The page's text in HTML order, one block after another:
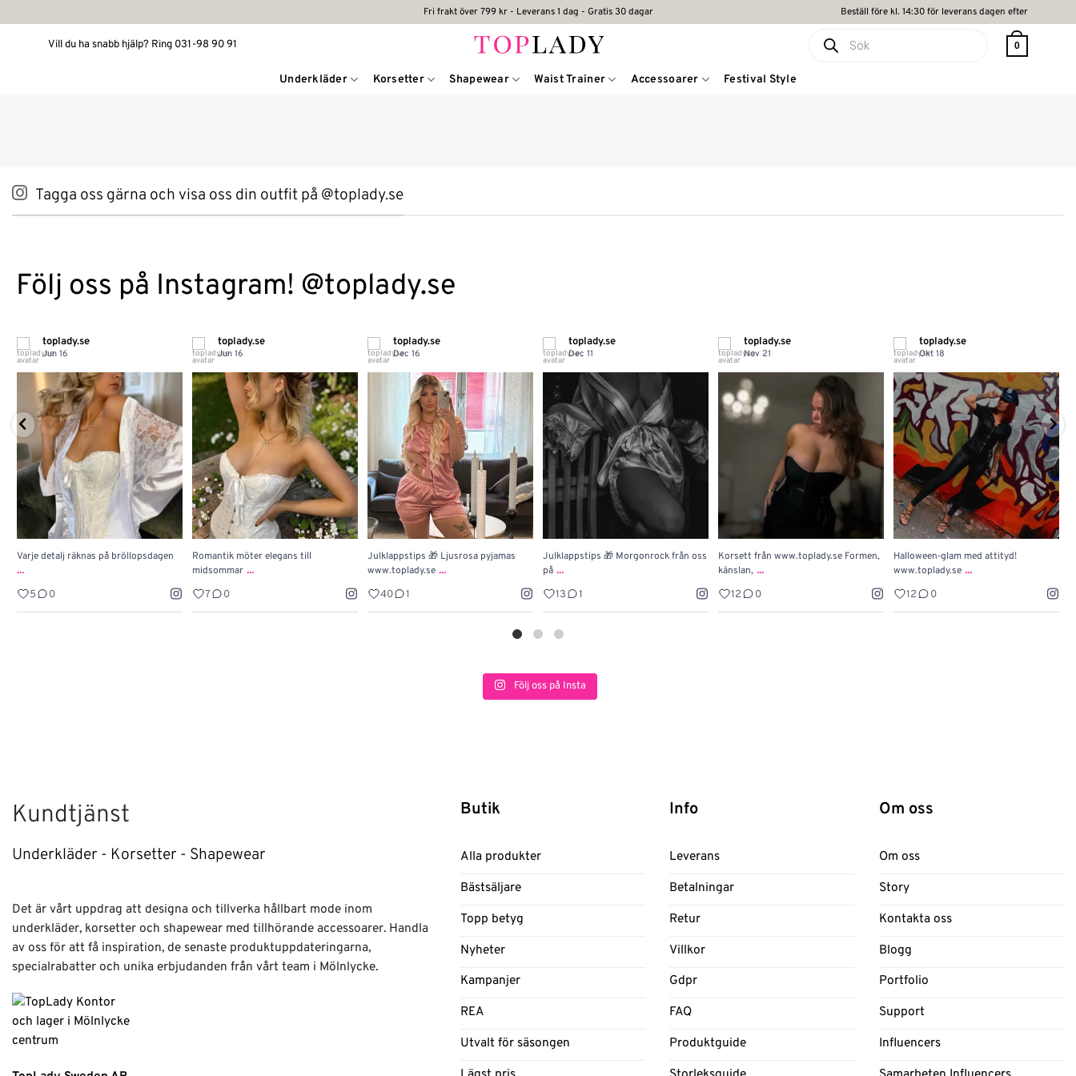
to
Fri frakt över 799 kr - Leverans 1 dag - Gratis 30 dagar Beställ före kl. 14:30 för leverans dagen efter
Vill du ha snabb hjälp? Ring 031-98 90 91 0
Underkläder Korsetter Shapewear Waist Trainer Accessoarer Festival Style
Tagga oss gärna och visa oss din outfit på @toplady.se
Följ oss på Instagram! @toplady.se
toplady.se
Jun 16
Varje detalj räknas på bröllopsdagen
...
5 0
toplady.se
Jun 16
Romantik möter elegans till
midsommar ...
7 0
toplady.se
Dec 16
Julklappstips 🎁 Ljusrosa pyjamas
www.toplady.se ...
40 1
toplady.se
Dec 11
Julklappstips 🎁 Morgonrock från oss
på ...
13 1
toplady.se
Nov 21
Korsett från www.toplady.se Formen,
känslan, ...
12 0
toplady.se
Okt 18
Halloween‑glam med attityd!
www.toplady.se ...
12 0
Följ oss på Insta
Kundtjänst
Underkläder - Korsetter - Shapewear
Det är vårt uppdrag att designa och tillverka hållbart mode inom
underkläder, korsetter och shapewear med tillhörande accessoarer. Handla
av oss för att få inspiration, de senaste produktuppdateringarna,
specialrabatter och unika erbjudanden från vårt team i Mölnlycke.
Butik
Alla produkter
Bästsäljare
Topp betyg
Nyheter
Kampanjer
REA
Utvalt för säsongen
Info
Leverans
Betalningar
Retur
Villkor
Gdpr
FAQ
Produktguide
Om oss
Om oss
Story
Kontakta oss
Blogg
Portfolio
Support
Influencers